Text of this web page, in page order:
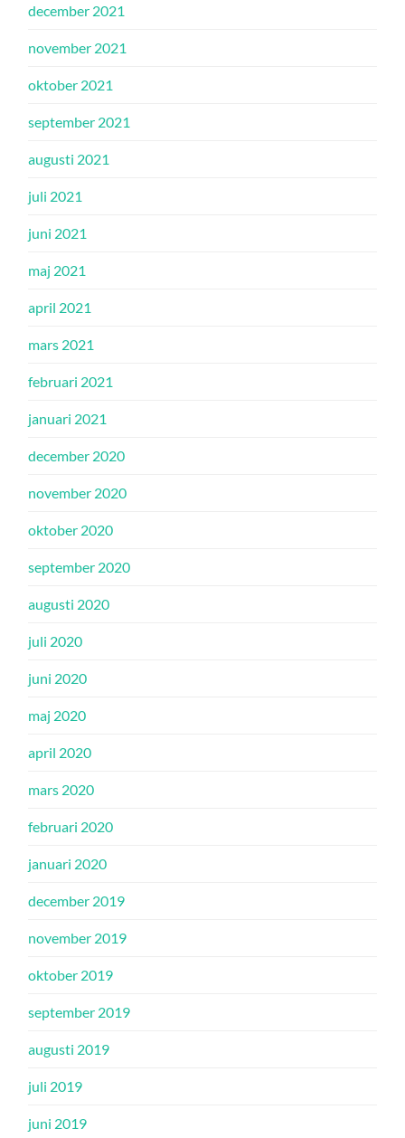
december 2021
november 2021
oktober 2021
september 2021
augusti 2021
juli 2021
juni 2021
maj 2021
april 2021
mars 2021
februari 2021
januari 2021
december 2020
november 2020
oktober 2020
september 2020
augusti 2020
juli 2020
juni 2020
maj 2020
april 2020
mars 2020
februari 2020
januari 2020
december 2019
november 2019
oktober 2019
september 2019
augusti 2019
juli 2019
juni 2019